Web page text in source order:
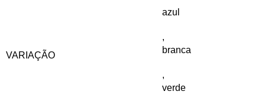
VARIAÇÃO
azul
,
branca
,
verde